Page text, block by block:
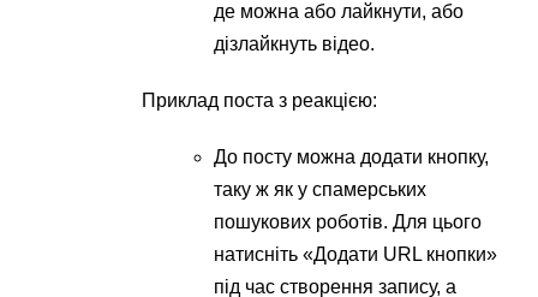
де можна або лайкнути, або
дізлайкнуть відео.
Приклад поста з реакцією:
До посту можна додати кнопку,
таку ж як у спамерських
пошукових роботів. Для цього
натисніть «Додати URL кнопки»
під час створення запису, а